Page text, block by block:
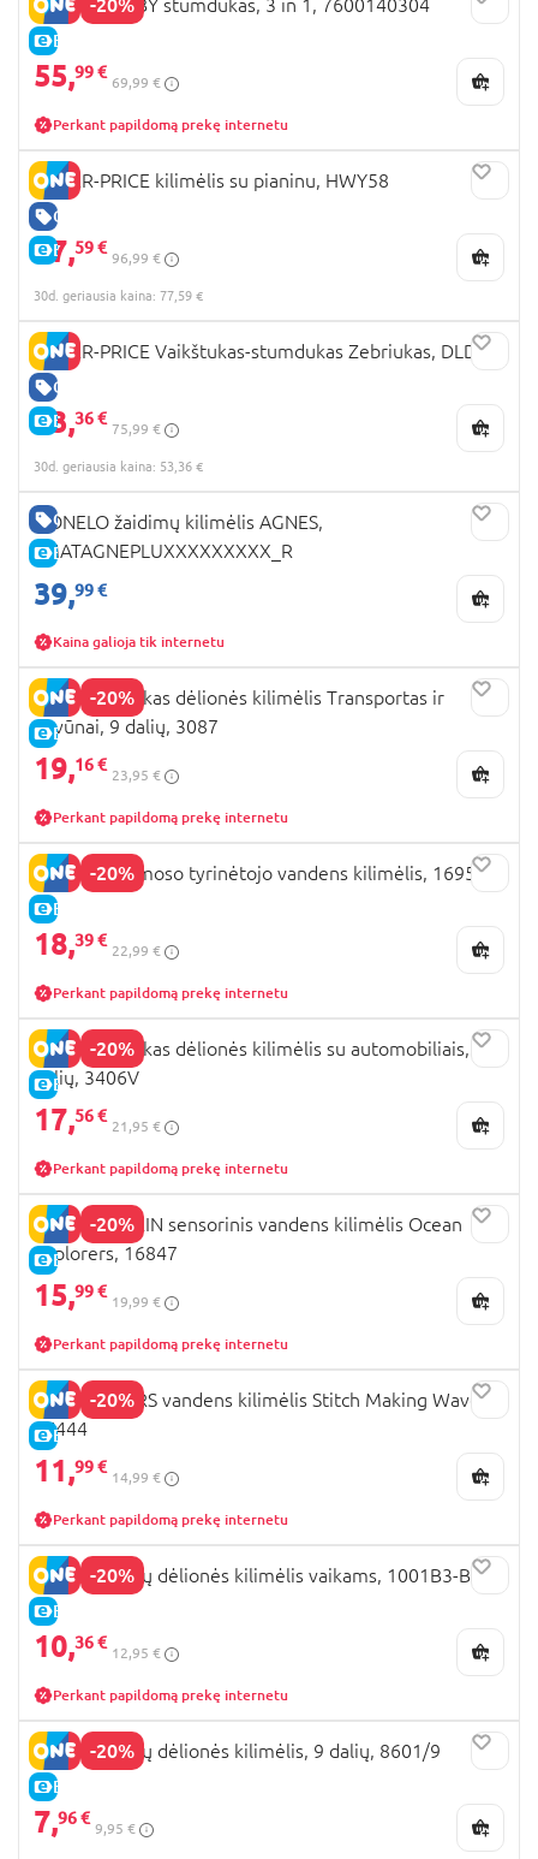
E-KAINA
LITTLE SMOBY stumdukas, 3 in 1, 7600140304
55,99 €
69,99 €
Perkant papildomą prekę internetu
GERA KAINA
E-KAINA
FISHER-PRICE kilimėlis su pianinu, HWY58
77,59 €
96,99 €
30d. geriausia kaina: 77,59 €
GERA KAINA
E-KAINA
FISHER-PRICE Vaikštukas-stumdukas Zebriukas, DLD80
53,36 €
75,99 €
30d. geriausia kaina: 53,36 €
GERA KAINA
E-KAINA
LIONELO žaidimų kilimėlis AGNES,
LMATAGNEPLUXXXXXXXXX_R
39,99 €
Kaina galioja tik internetu
-20%
E-KAINA
SUNTA vaikiškas dėlionės kilimėlis Transportas ir
gyvūnai, 9 dalių, 3087
19,16 €
23,95 €
Perkant papildomą prekę internetu
-20%
E-KAINA
PLAYGO kosmoso tyrinėtojo vandens kilimėlis, 16953
18,39 €
22,99 €
Perkant papildomą prekę internetu
-20%
E-KAINA
SUNTA vaikiškas dėlionės kilimėlis su automobiliais, 8
dalių, 3406V
17,56 €
21,95 €
Perkant papildomą prekę internetu
-20%
E-KAINA
BABY EINSTEIN sensorinis vandens kilimėlis Ocean
Explorers, 16847
15,99 €
19,99 €
Perkant papildomą prekę internetu
-20%
E-KAINA
BRIGHT STARS vandens kilimėlis Stitch Making Waves,
17444
11,99 €
14,99 €
Perkant papildomą prekę internetu
-20%
E-KAINA
SUNTA skaičių dėlionės kilimėlis vaikams, 1001B3-B
10,36 €
12,95 €
Perkant papildomą prekę internetu
-20%
E-KAINA
SUNTA skaičių dėlionės kilimėlis, 9 dalių, 8601/9
7,96 €
9,95 €